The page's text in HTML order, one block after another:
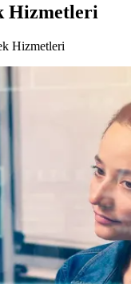
Hizmetleri
Hizmetleri